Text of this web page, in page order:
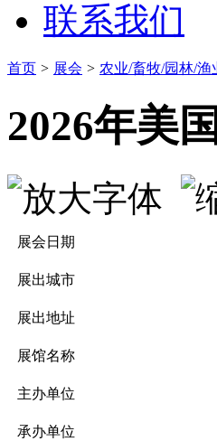
联系我们
首页 > 展会 > 农业/畜牧/园林/渔
2026年美
展会日期
展出城市
展出地址
展馆名称
主办单位
承办单位